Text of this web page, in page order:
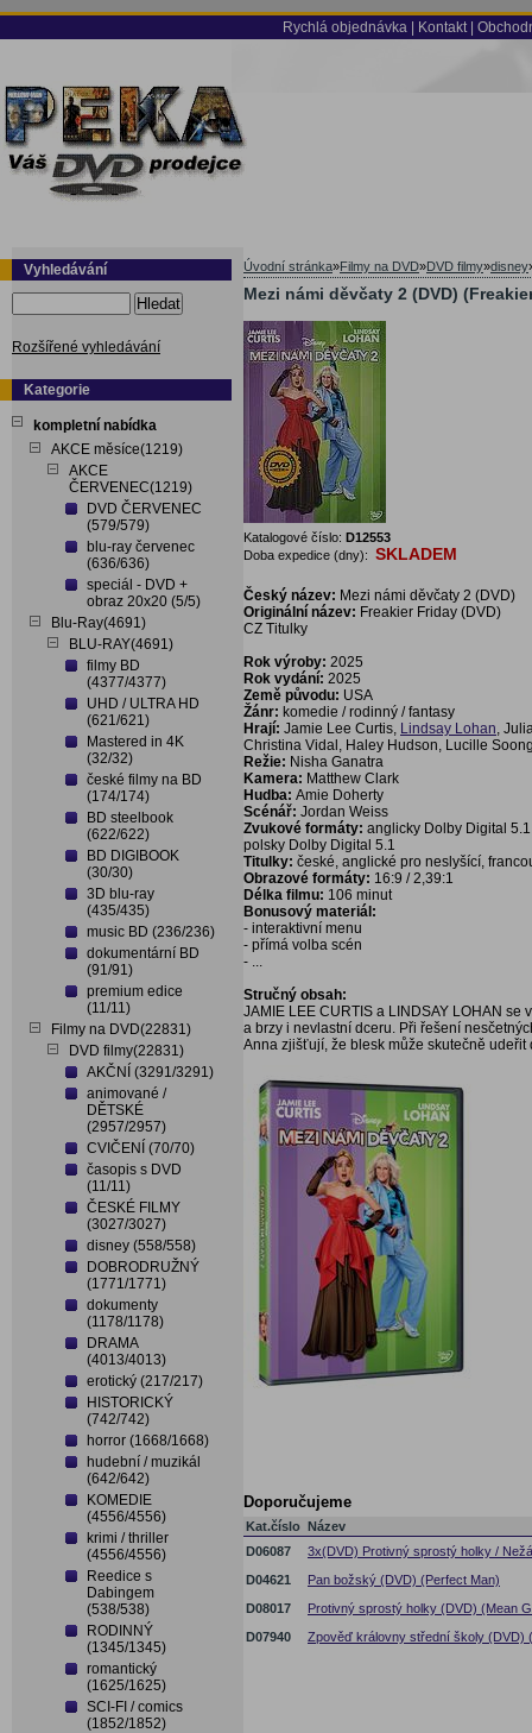
Rychlá objednávka Kontakt
Vyhledávání
Hledat
Rozšířené vyhledávání
Kategorie
kompletní nabídka
AKCE měsíce(1219)
AKCE
ČERVENEC(1219)
DVD ČERVENEC
(579/579)
blu-ray červenec
(636/636)
speciál - DVD +
obraz 20x20 (5/5)
Blu-Ray(4691)
BLU-RAY(4691)
filmy BD
(4377/4377)
UHD / ULTRA HD
(621/621)
Mastered in 4K
(32/32)
české filmy na BD
(174/174)
BD steelbook
(622/622)
BD DIGIBOOK
(30/30)
3D blu-ray
(435/435)
music BD (236/236)
dokumentární BD
(91/91)
premium edice
(11/11)
Filmy na DVD(22831)
DVD filmy(22831)
AKČNÍ (3291/3291)
animované /
DĚTSKÉ
(2957/2957)
CVIČENÍ (70/70)
časopis s DVD
(11/11)
ČESKÉ FILMY
(3027/3027)
disney (558/558)
DOBRODRUŽNÝ
(1771/1771)
dokumenty
(1178/1178)
DRAMA
(4013/4013)
erotický (217/217)
HISTORICKÝ
(742/742)
horror (1668/1668)
hudební / muzikál
(642/642)
KOMEDIE
(4556/4556)
krimi / thriller
(4556/4556)
Reedice s
Dabingem
(538/538)
RODINNÝ
(1345/1345)
romantický
(1625/1625)
SCI-FI / comics
(1852/1852)
Úvodní stránka»Filmy na DVD»DVD filmy»disney
Mezi námi děvčaty 2 (DVD)
Katalogové číslo: D12553
Doba expedice (dny): SKLADEM
Český název: Mezi námi děvčaty 2 (DVD)
Originální název: Freakier Friday (DVD)
CZ Titulky
Rok výroby: 2025
Rok vydání: 2025
Země původu: USA
Žánr: komedie / rodinný / fantasy
Hrají: Jamie Lee Curtis, Lindsay Lohan,
Christina Vidal, Haley Hudson, Lucille
Režie: Nisha Ganatra
Kamera: Matthew Clark
Hudba: Amie Doherty
Scénář: Jordan Weiss
Zvukové formáty: anglicky Dolby Digital
polsky Dolby Digital 5.1
Titulky: české, anglické pro neslyšící,
Obrazové formáty: 16:9 / 2,39:1
Délka filmu: 106 minut
Bonusový materiál:
- interaktivní menu
- přímá volba scén
- ...
Stručný obsah:
JAMIE LEE CURTIS a LINDSAY LOHAN
a brzy i nevlastní dceru. Při řešení
Anna zjišťují, že blesk může skutečně udeřit
Doporučujeme
Kat.číslo Název
D06087
3x(DVD) Protivný sprostý holky /
D04621
Pan božský (DVD) (Perfect Man)
D08017
Protivný sprostý holky (DVD) (Mean
D07940
Zpověď královny střední školy (DVD)